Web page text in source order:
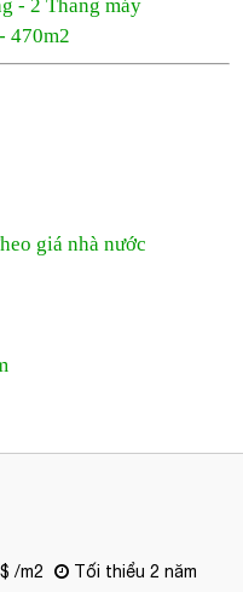
- 2 Thang máy
470m2
giá nhà nước
/m2 Tối thiểu 2 năm